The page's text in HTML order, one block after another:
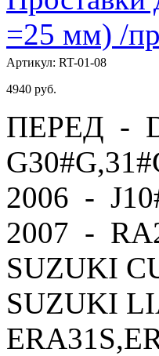
=25 мм) /
Артикул: RT-01-08
4940 руб.
ПЕРЕД -
2006 -
2007 -
SUZUKI
SUZUKI